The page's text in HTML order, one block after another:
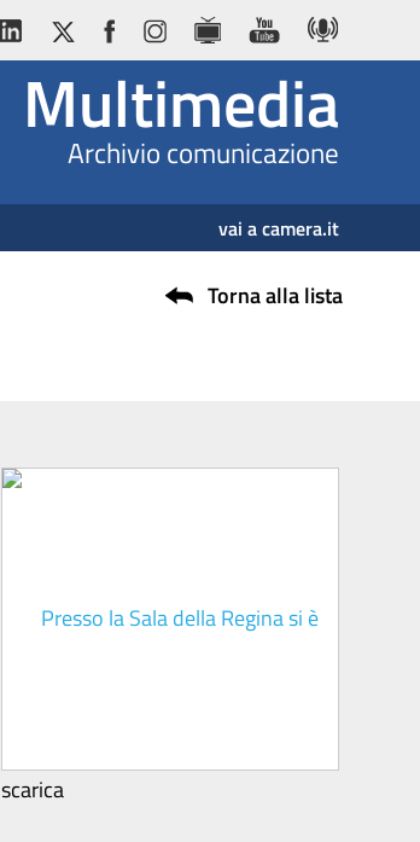
Multimedia
Archivio comunicazione
vai a camera.it
Torna alla lista
scarica